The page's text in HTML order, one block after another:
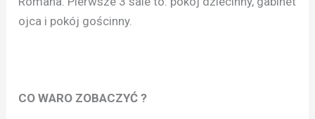
ojca i pokój gościnny.
CO WARO ZOBACZYĆ ?